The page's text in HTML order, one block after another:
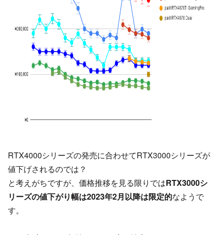
RTX4000シリーズの発売に合わせてRTX3000シリーズが
値下げされるのでは？
と考えがちですが、価格推移を見る限りではRTX3000シ
リーズの値下がり幅は2023年2月以降は限定的なようで
す。